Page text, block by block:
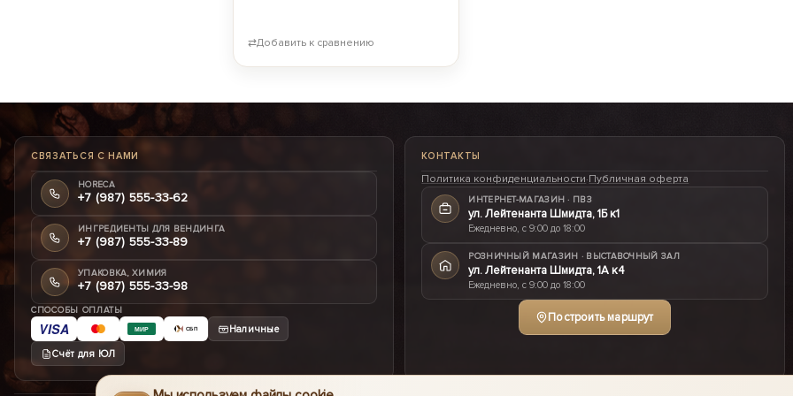
⇄Добавить к сравнению
СВЯЗАТЬСЯ С НАМИ
HORECA
+7 (987) 555-33-62
ИНГРЕДИЕНТЫ ДЛЯ ВЕНДИНГА
+7 (987) 555-33-89
УПАКОВКА, ХИМИЯ
+7 (987) 555-33-98
СПОСОБЫ ОПЛАТЫ
VISA МИР СБП Наличные
Счёт для ЮЛ
КОНТАКТЫ
Политика конфиденциальности·Публичная оферта
ИНТЕРНЕТ-МАГАЗИН · ПВЗ
ул. Лейтенанта Шмидта, 1Б к1
Ежедневно, с 9:00 до 18:00
РОЗНИЧНЫЙ МАГАЗИН · ВЫСТАВОЧНЫЙ ЗАЛ
ул. Лейтенанта Шмидта, 1А к4
Ежедневно, с 9:00 до 18:00
Построить маршрут